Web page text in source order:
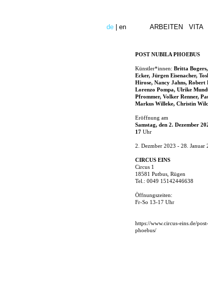
de en ARBEITEN VITA
POST NUBILA PHOEBUS
Künstler*innen: Britta
Ecker, Jürgen Eisenacher,
Hirose, Nancy Jahns, Robert
Lorenzo Pompa, Ulrike
Pfrommer, Volker Renner,
Markus Willeke, Christin
Eröffnung am
Samstag, den 2. Dezember
17 Uhr
2. Dezmber 2023 - 28. Januar
CIRCUS EINS
Circus 1
18581 Putbus, Rügen
Tel.: 0049 15142446638
Öffnungszeiten:
Fr-So 13-17 Uhr
https://www.circus-eins.de/
phoebus/